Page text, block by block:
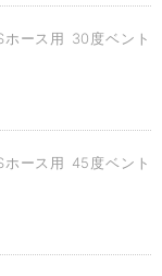
ース用 30度ベント
ース用 45度ベント